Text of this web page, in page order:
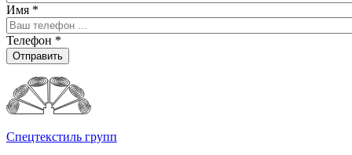
Имя *
Телефон *
Отправить
Спецтекстиль групп